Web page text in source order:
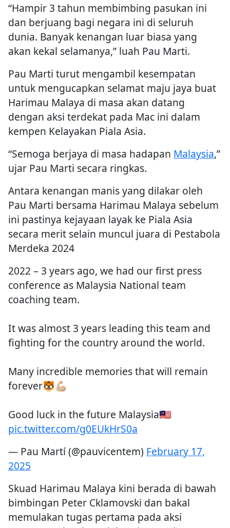
“Hampir 3 tahun membimbing pasukan ini
dan berjuang bagi negara ini di seluruh
dunia. Banyak kenangan luar biasa yang
akan kekal selamanya,” luah Pau Marti.
Pau Marti turut mengambil kesempatan
untuk mengucapkan selamat maju jaya buat
Harimau Malaya di masa akan datang
dengan aksi terdekat pada Mac ini dalam
kempen Kelayakan Piala Asia.
“Semoga berjaya di masa hadapan Malaysia,”
ujar Pau Marti secara ringkas.
Antara kenangan manis yang dilakar oleh
Pau Marti bersama Harimau Malaya sebelum
ini pastinya kejayaan layak ke Piala Asia
secara merit selain muncul juara di Pestabola
Merdeka 2024
2022 – 3 years ago, we had our first press
conference as Malaysia National team
coaching team.
It was almost 3 years leading this team and
fighting for the country around the world.
Many incredible memories that will remain
forever🐯💪🏼
Good luck in the future Malaysia🇲🇾
pic.twitter.com/g0EUkHrS0a
— Pau Martí (@pauvicentem) February 17,
2025
Skuad Harimau Malaya kini berada di bawah
bimbingan Peter Cklamovski dan bakal
memulakan tugas pertama pada aksi